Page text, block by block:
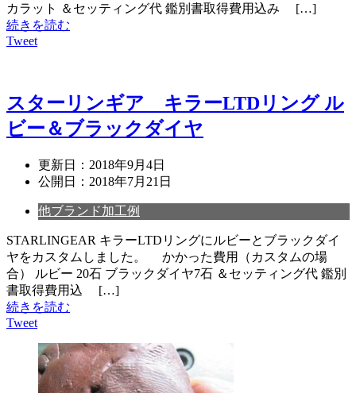
カラット ＆セッティング代 鑑別書取得費用込み […]
続きを読む
Tweet
スターリンギア キラーLTDリング ル
ビー＆ブラックダイヤ
更新日： 2018年9月4日
公開日： 2018年7月21日
他ブランド加工例
STARLINGEAR キラーLTDリングにルビーとブラックダイ
ヤをカスタムしました。 かかった費用（カスタムの場
合） ルビー 20石 ブラックダイヤ7石 ＆セッティング代 鑑別
書取得費用込 […]
続きを読む
Tweet